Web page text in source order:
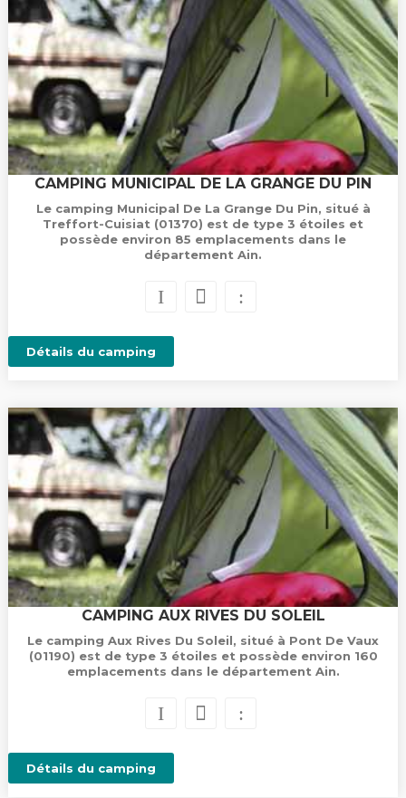
CAMPING MUNICIPAL DE LA GRANGE DU PIN
Le camping Municipal De La Grange Du Pin, situé à
Treffort-Cuisiat (01370) est de type 3 étoiles et
possède environ 85 emplacements dans le
département Ain.
Détails du camping
CAMPING AUX RIVES DU SOLEIL
Le camping Aux Rives Du Soleil, situé à Pont De Vaux
(01190) est de type 3 étoiles et possède environ 160
emplacements dans le département Ain.
Détails du camping